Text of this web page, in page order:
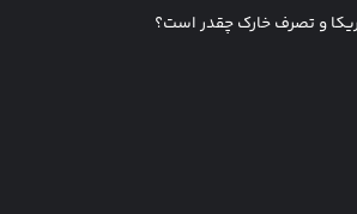
و تصرف خارک چقدر است؟